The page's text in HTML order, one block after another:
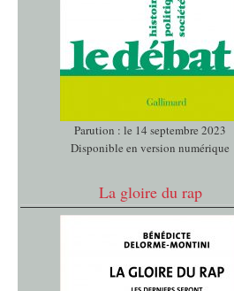
Parution : le 14 septembre 2023
Disponible en version numérique
La gloire du rap